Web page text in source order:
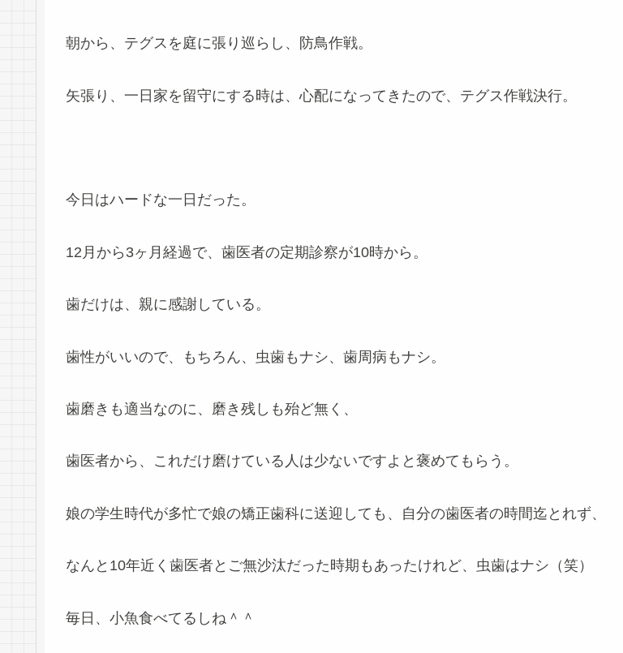
朝から、テグスを庭に張り巡らし、防鳥作戦。
矢張り、一日家を留守にする時は、心配になってきたので、テグス作戦決行。
今日はハードな一日だった。
12月から3ヶ月経過で、歯医者の定期診察が10時から。
歯だけは、親に感謝している。
歯性がいいので、もちろん、虫歯もナシ、歯周病もナシ。
歯磨きも適当なのに、磨き残しも殆ど無く、
歯医者から、これだけ磨けている人は少ないですよと褒めてもらう。
娘の学生時代が多忙で娘の矯正歯科に送迎しても、自分の歯医者の時間迄とれず、
なんと10年近く歯医者とご無沙汰だった時期もあったけれど、虫歯はナシ（笑）
毎日、小魚食べてるしね＾＾